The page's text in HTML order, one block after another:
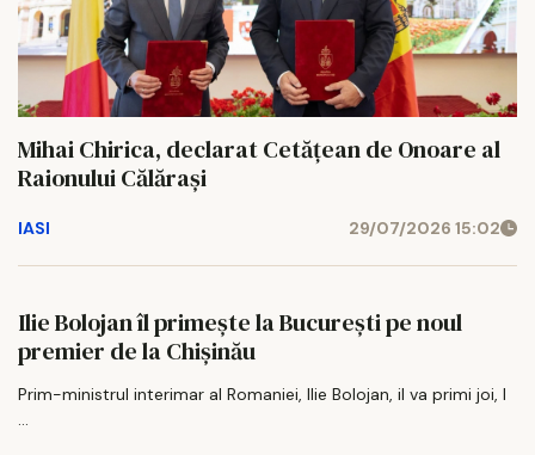
Mihai Chirica, declarat Cetățean de Onoare al
Raionului Călărași
IASI 29/07/2026 15:02
Ilie Bolojan îl primește la București pe noul
premier de la Chișinău
Prim-ministrul interimar al Romaniei, Ilie Bolojan, il va primi joi, l
...